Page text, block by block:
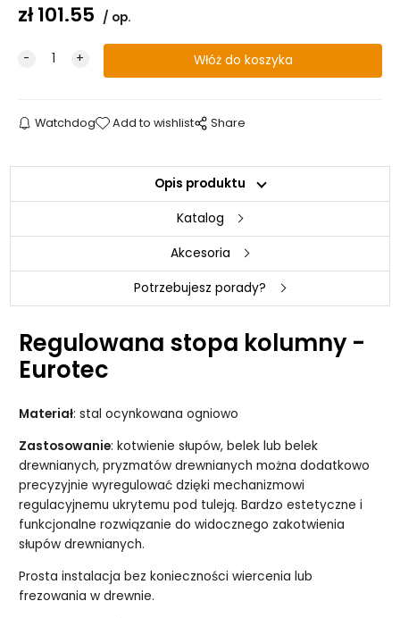
zł101.55 op.
Watchdog Add to wishlist Share
Opis produktu
Katalog
Akcesoria
Potrzebujesz porady?
Regulowana stopa kolumny -
Eurotec
Materiał: stal ocynkowana ogniowo
Zastosowanie: kotwienie słupów, belek lub belek
drewnianych, pryzmatów drewnianych można dodatkowo
precyzyjnie wyregulować dzięki mechanizmowi
regulacyjnemu ukrytemu pod tuleją. Bardzo estetyczne i
funkcjonalne rozwiązanie do widocznego zakotwienia
słupów drewnianych.
Prosta instalacja bez konieczności wiercenia lub
frezowania w drewnie.